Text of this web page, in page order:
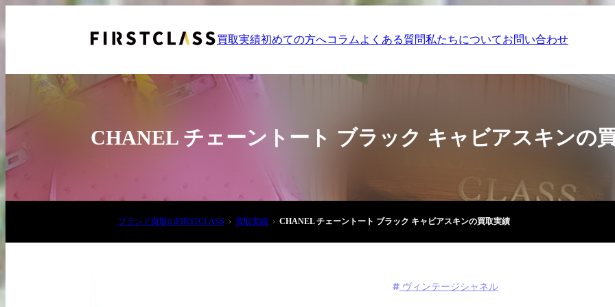
買取実績初めての方へコラム よくある質問私たちについてお問い合わせ
03-6908-5890
CHANEL チェーントート ブラック キャビアスキンの
ブランド買取のFIRSTCLASS 買取実績 CHANEL チェーントート ブラック キャビアスキンの買取実績
ヴィンテージシャネル